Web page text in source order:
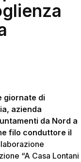
giornate di
azienda
da Nord a
filo conduttore il
“A Casa Lontani